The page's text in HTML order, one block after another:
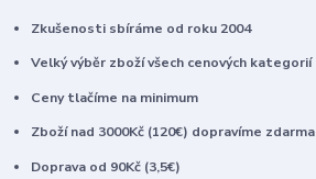
Zkušenosti sbíráme od roku 2004
Velký výběr zboží všech cenových kategorií
Ceny tlačíme na minimum
Zboží nad 3000Kč (120€) dopravíme zdarma
Doprava od 90Kč (3,5€)